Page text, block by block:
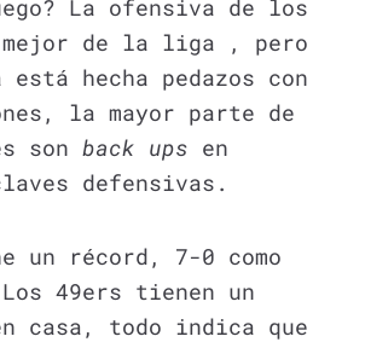
La ofensiva de los
de la liga , pero
hecha pedazos con
la mayor parte de
son back ups en
defensivas.
un récord, 7-0 como
49ers tienen un
casa, todo indica que